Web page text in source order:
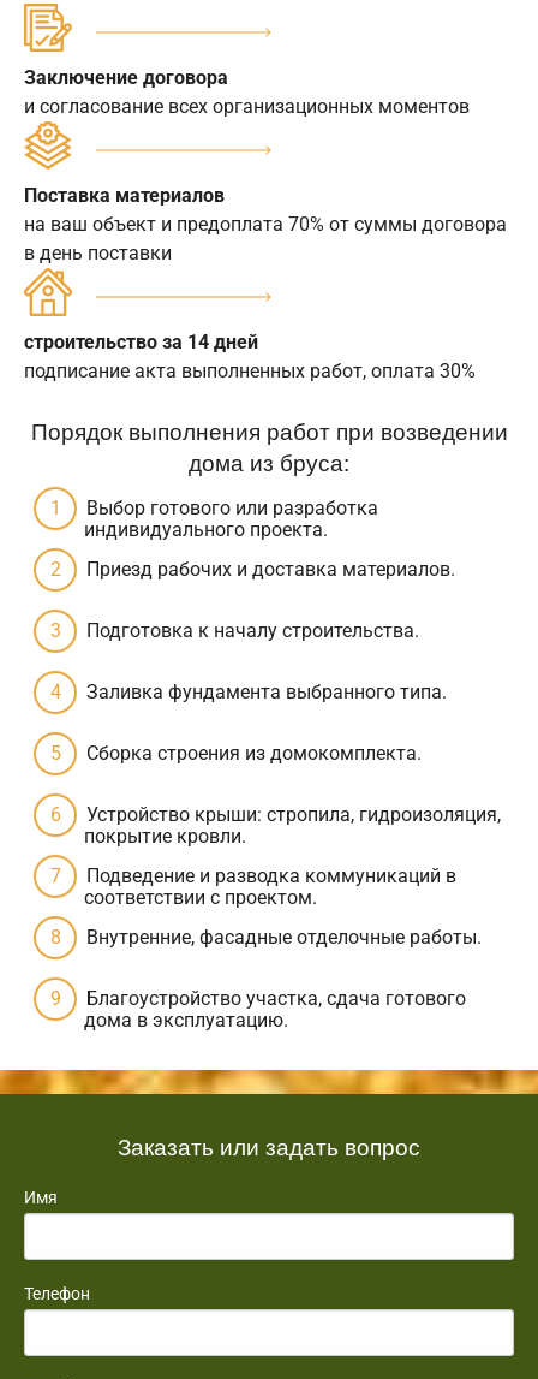
Заключение договора
и согласование всех организационных моментов
Поставка материалов
на ваш объект и предоплата 70% от суммы договора
в день поставки
строительство за 14 дней
подписание акта выполненных работ, оплата 30%
Порядок выполнения работ при возведении
дома из бруса:
Выбор готового или разработка
индивидуального проекта.
Приезд рабочих и доставка материалов.
Подготовка к началу строительства.
Заливка фундамента выбранного типа.
Сборка строения из домокомплекта.
Устройство крыши: стропила, гидроизоляция,
покрытие кровли.
Подведение и разводка коммуникаций в
соответствии с проектом.
Внутренние, фасадные отделочные работы.
Благоустройство участка, сдача готового
дома в эксплуатацию.
Заказать или задать вопрос
Имя
Телефон